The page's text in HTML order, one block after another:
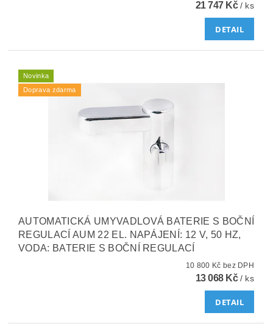
21 747 Kč/ ks
DETAIL
Novinka
Doprava zdarma
AUTOMATICKÁ UMYVADLOVÁ BATERIE S BOČNÍ
REGULACÍ AUM 22 EL. NAPÁJENÍ: 12 V, 50 HZ,
VODA: BATERIE S BOČNÍ REGULACÍ
10 800 Kč bez DPH
13 068 Kč/ ks
DETAIL